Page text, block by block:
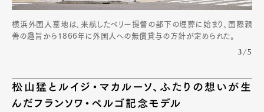
横浜外国人墓地は、来航したペリー提督の部下の埋葬に始まり、国際親
善の趣旨から1866年に外国人への無償貸与の方針が定められた。
3/5
松山猛とルイジ・マカルーソ、ふたりの想いが生
んだフランソワ・ペルゴ記念モデル